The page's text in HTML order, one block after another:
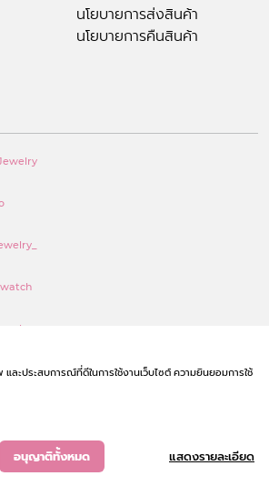
นโยบายการส่งสินค้า
นโยบายการคืนสินค้า
และประสบการณ์ที่ดีในการใช้งานเว็บไซต์ ความยินยอมการใช้
อนุญาติทั้งหมด แสดงรายละเอียด